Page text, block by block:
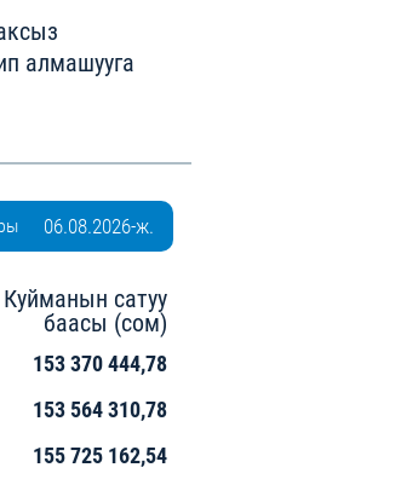
алмашууга
06.08.2026-ж.
Куйманын сатуу
баасы (сом)
153 370 444,78
153 564 310,78
155 725 162,54